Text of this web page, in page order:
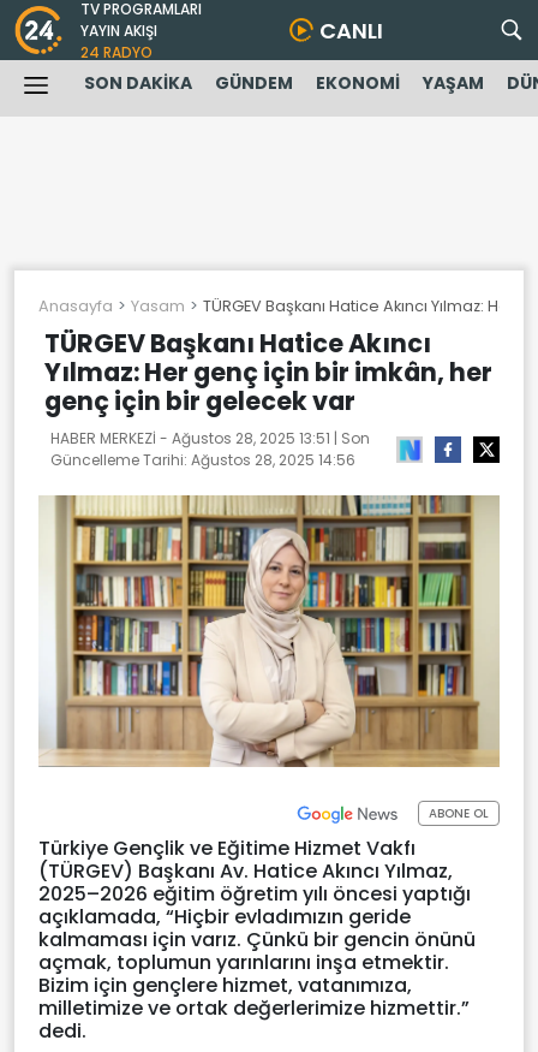
TV PROGRAMLARI
YAYIN AKIŞI
24 RADYO
CANLI
SON DAKİKA GÜNDEM EKONOMİ YAŞAM
Anasayfa Yasam TÜRGEV Başkanı Hatice Akıncı Yılmaz:
TÜRGEV Başkanı Hatice Akıncı
Yılmaz: Her genç için bir imkân, her
genç için bir gelecek var
HABER MERKEZİ - Ağustos 28, 2025 13:51 | Son
Güncelleme Tarihi: Ağustos 28, 2025 14:56
ABONE OL
Türkiye Gençlik ve Eğitime Hizmet Vakfı
(TÜRGEV) Başkanı Av. Hatice Akıncı Yılmaz,
2025–2026 eğitim öğretim yılı öncesi yaptığı
açıklamada, “Hiçbir evladımızın geride
kalmaması için varız. Çünkü bir gencin önünü
açmak, toplumun yarınlarını inşa etmektir.
Bizim için gençlere hizmet, vatanımıza,
milletimize ve ortak değerlerimize hizmettir.”
dedi.